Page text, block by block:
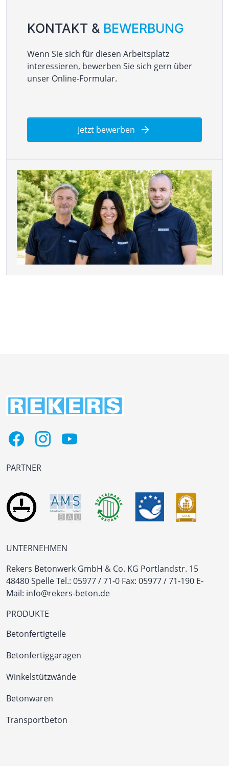
KONTAKT & BEWERBUNG
Wenn Sie sich für diesen Arbeitsplatz
interessieren, bewerben Sie sich gern über
unser Online-Formular.
Jetzt bewerben
PARTNER
UNTERNEHMEN
Rekers Betonwerk GmbH & Co. KG Portlandstr. 15
48480 SpelleTel.: 05977 / 71-0 Fax: 05977 / 71-190 E-
Mail: info@rekers-beton.de
PRODUKTE
Betonfertigteile
Betonfertiggaragen
Winkelstützwände
Betonwaren
Transportbeton